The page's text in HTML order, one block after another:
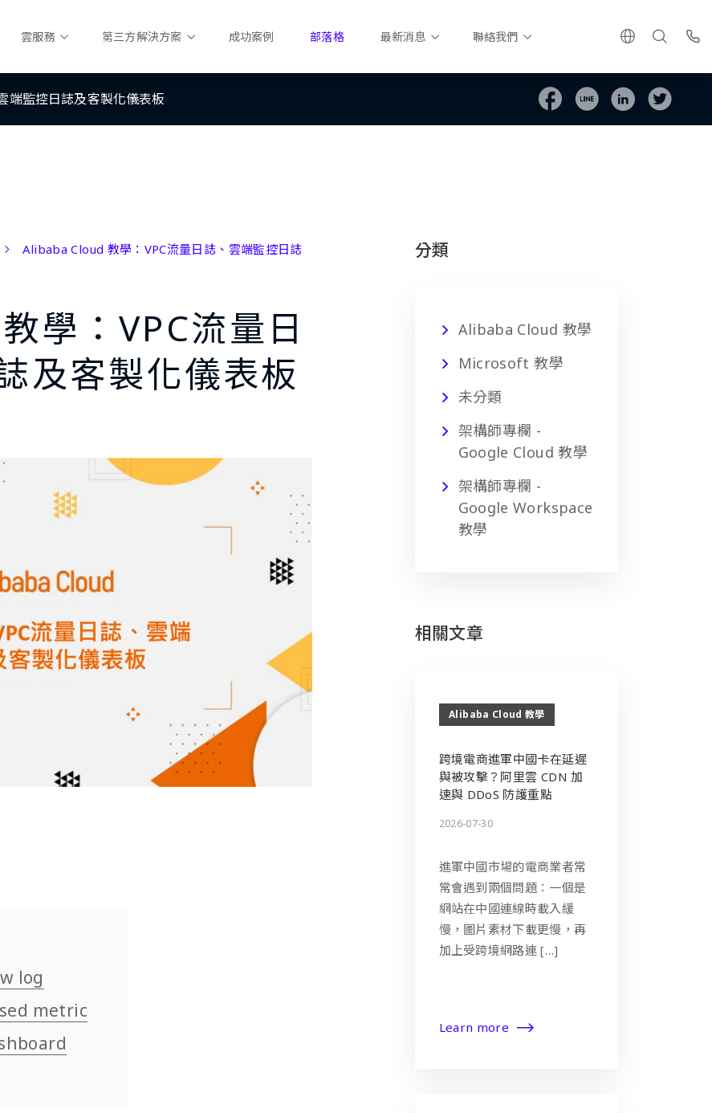
雲服務 第三方解決方案 成功案例 部落格 最新消息 聯絡我們
端監控日誌及客製化儀表板
Alibaba Cloud 教學：VPC流量日誌、雲端監控日誌
學：VPC流量日
及客製化儀表板
log
metric
分類
Alibaba Cloud 教學
Microsoft 教學
未分類
架構師專欄 -
Google Cloud 教學
架構師專欄 -
Google Workspace
教學
相關文章
Alibaba Cloud 教學
跨境電商進軍中國卡在延遲
與被攻擊？阿里雲 CDN 加
速與 DDoS 防護重點
2026-07-30
進軍中國市場的電商業者常
常會遇到兩個問題：一個是
網站在中國連線時載入緩
慢，圖片素材下載更慢，再
加上受跨境網路連 […]
Learn more